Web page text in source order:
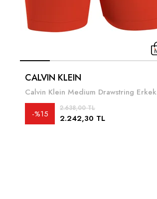
CALVIN KLEIN
2.242,30 TL
2.638,00 TL
%15